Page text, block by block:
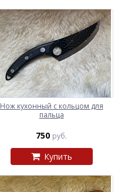
Нож кухонный с кольцом для
пальца
750 руб.
Купить